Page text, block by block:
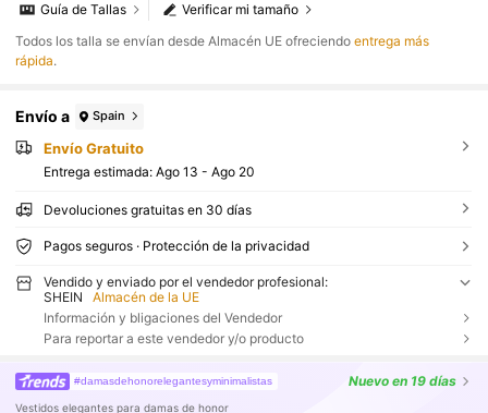
Verificar mi tamaño
Guía de Tallas
Todos los talla se envían desde Almacén UE ofreciendoentrega más
rápida.
Envío a Spain
Envío Gratuito
Entrega estimada: Ago 13 - Ago 20
Devoluciones gratuitas en 30 días
Pagos seguros · Protección de la privacidad
Vendido y enviado por el vendedor profesional:
SHEIN
Almacén de la UE
Información y bligaciones del Vendedor
Para reportar a este vendedor y/o producto
#damasdehonorelegantesyminimalistas Nuevo en 19 días
Vestidos elegantes para damas de honor